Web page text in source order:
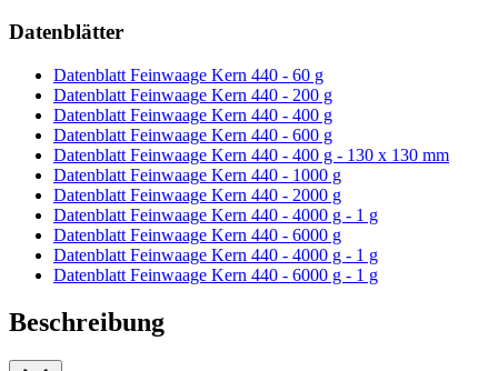
Datenblätter
Datenblatt Feinwaage Kern 440 - 60 g
Datenblatt Feinwaage Kern 440 - 200 g
Datenblatt Feinwaage Kern 440 - 400 g
Datenblatt Feinwaage Kern 440 - 600 g
Datenblatt Feinwaage Kern 440 - 400 g - 130 x 130 mm
Datenblatt Feinwaage Kern 440 - 1000 g
Datenblatt Feinwaage Kern 440 - 2000 g
Datenblatt Feinwaage Kern 440 - 4000 g - 1 g
Datenblatt Feinwaage Kern 440 - 6000 g
Datenblatt Feinwaage Kern 440 - 4000 g - 1 g
Datenblatt Feinwaage Kern 440 - 6000 g - 1 g
Beschreibung